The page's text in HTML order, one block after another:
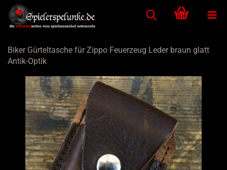
Biker Gürteltasche für Zippo Feuerzeug Leder braun glatt
Antik-Optik